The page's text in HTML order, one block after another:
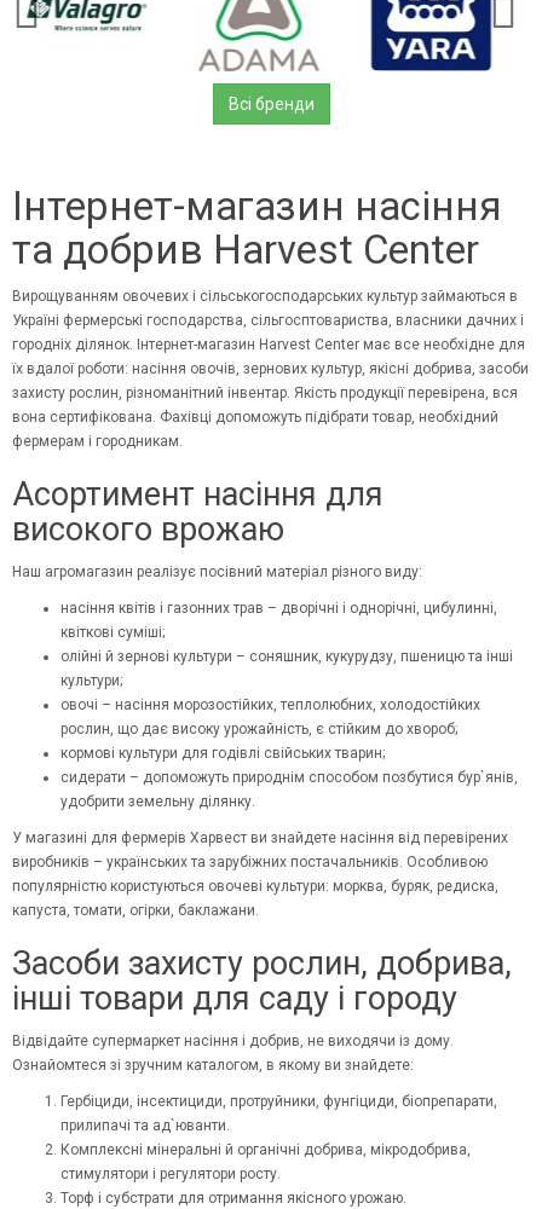
Всі бренди
Інтернет-магазин насіння
та добрив Harvest Center
Вирощуванням овочевих і сільськогосподарських культур займаються в
Україні фермерські господарства, сільгосптовариства, власники дачних і
городніх ділянок. Інтернет-магазин Harvest Center має все необхідне для
їх вдалої роботи: насіння овочів, зернових культур, якісні добрива, засоби
захисту рослин, різноманітний інвентар. Якість продукції перевірена, вся
вона сертифікована. Фахівці допоможуть підібрати товар, необхідний
фермерам і городникам.
Асортимент насіння для
високого врожаю
Наш агромагазин реалізує посівний матеріал різного виду:
насіння квітів і газонних трав – дворічні і однорічні, цибулинні,
квіткові суміші;
олійні й зернові культури – соняшник, кукурудзу, пшеницю та інші
культури;
овочі – насіння морозостійких, теплолюбних, холодостійких
рослин, що дає високу урожайність, є стійким до хвороб;
кормові культури для годівлі свійських тварин;
сидерати – допоможуть природнім способом позбутися бур`янів,
удобрити земельну ділянку.
У магазині для фермерів Харвест ви знайдете насіння від перевірених
виробників – українських та зарубіжних постачальників. Особливою
популярністю користуються овочеві культури: морква, буряк, редиска,
капуста, томати, огірки, баклажани.
Засоби захисту рослин, добрива,
інші товари для саду і городу
Відвідайте супермаркет насіння і добрив, не виходячи із дому.
Ознайомтеся зі зручним каталогом, в якому ви знайдете:
Гербіциди, інсектициди, протруйники, фунгіциди, біопрепарати,
прилипачі та ад`юванти.
Комплексні мінеральні й органічні добрива, мікродобрива,
стимулятори і регулятори росту.
Торф і субстрати для отримання якісного урожаю.